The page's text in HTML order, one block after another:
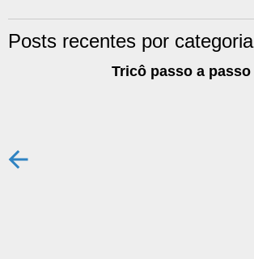
Posts recentes por categoria
Tricô passo a passo